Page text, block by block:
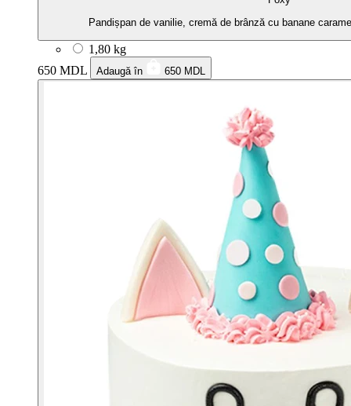
Pandișpan de vanilie, cremă de brânză cu banane
1,80 kg
650 MDL
Adaugă în 650 MDL